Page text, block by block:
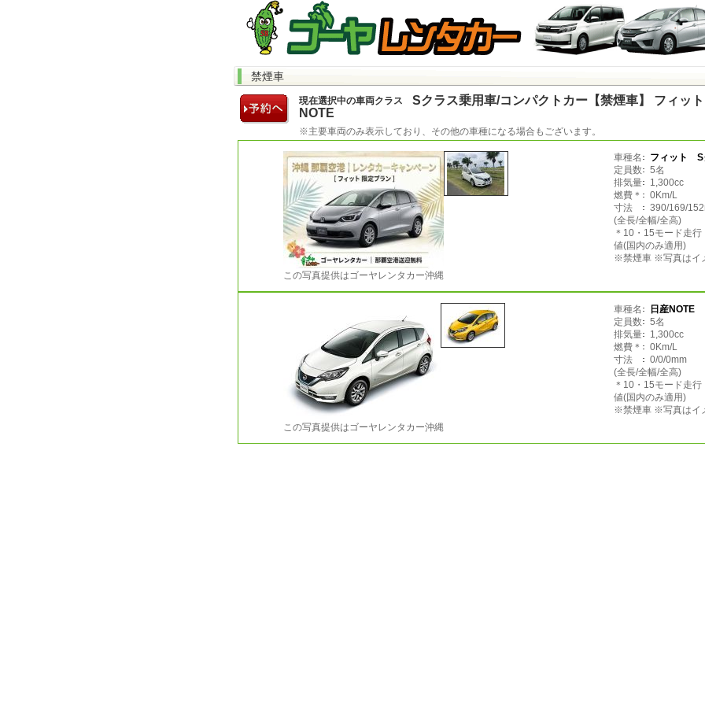
禁煙車
現在選択中の車両クラス
Sクラス乗用車/コンパクトカー【禁煙車】 フィッ
NOTE
※主要車両のみ表示しており、その他の車種になる場合もございます。
車種名
フィット S
定員数
5名
排気量
1,300cc
燃費＊
0Km/L
寸法
390/169/
(全長/全幅/全高)
＊10・15モード走
値(国内のみ適用)
※禁煙車 ※写真はイ
この写真提供はゴーヤレンタカー沖縄
車種名
日産NOTE
定員数
5名
排気量
1,300cc
燃費＊
0Km/L
寸法
0/0/0mm
(全長/全幅/全高)
＊10・15モード走
値(国内のみ適用)
※禁煙車 ※写真はイ
この写真提供はゴーヤレンタカー沖縄